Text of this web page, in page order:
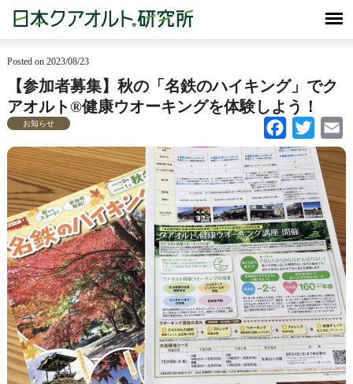
Posted on 2023/08/23
【参加者募集】秋の「名鉄のハイキング」でク
アオルト®健康ウオーキングを体験しよう！
Facebook Twitter
お知らせ